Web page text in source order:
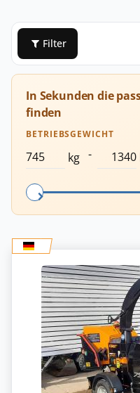
Filter
In Sekunden die
finden
BETRIEBSGEWICHT
kg -